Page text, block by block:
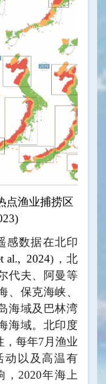
点渔业捕捞区
感数据在北印
al., 2024) ，北
代夫、阿曼等
、保克海峡、
海域及巴林湾
海域。北印度
，每年7 月渔业
动以及高温有
， 2020年海上